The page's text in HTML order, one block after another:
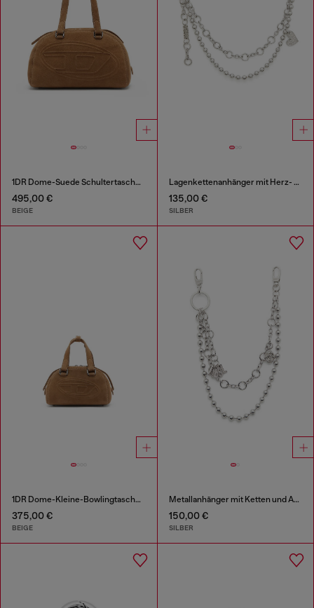
1DR Dome-Suede Schultertasche mit Oval D Logo
495,00 €
BEIGE
Lagenkettenanhänger mit Herz- und Diesel-Anhänger
135,00 €
SILBER
1DR Dome-Kleine-Bowlingtasche aus Veloursleder
375,00 €
BEIGE
Metallanhänger mit Ketten und Anhängern
150,00 €
SILBER